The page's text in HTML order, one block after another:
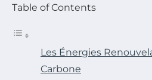
Table of Contents
Les Énergies
Carbone